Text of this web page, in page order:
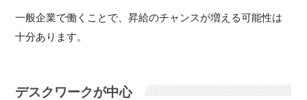
一般企業で働くことで、昇給のチャンスが増える可能性は
十分あります。
デスクワークが中心